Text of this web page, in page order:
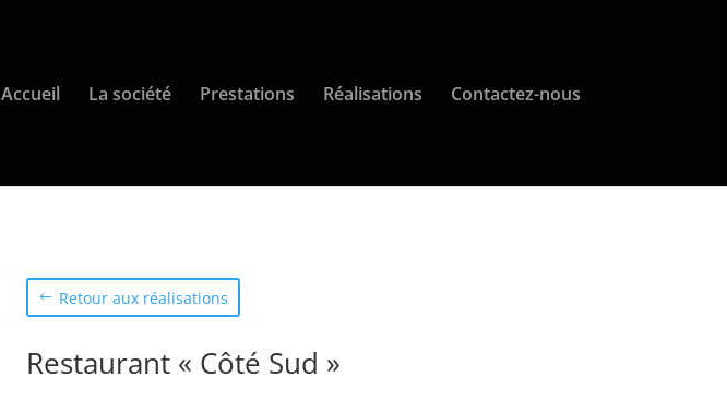
Accueil La société Prestations Réalisations Contactez-nous
Retour aux réalisations
Restaurant « Côté Sud »